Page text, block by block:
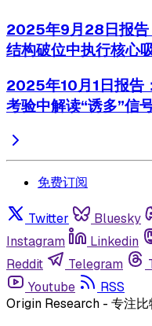
2025年9月28日报
结构破位中执行核心
2025年10月1日报
考验中解读“诱多”信
免费订阅
Twitter Bluesky
Instagram
Linkedin
Reddit
Telegram
Youtube
RSS
Origin Research - 专注